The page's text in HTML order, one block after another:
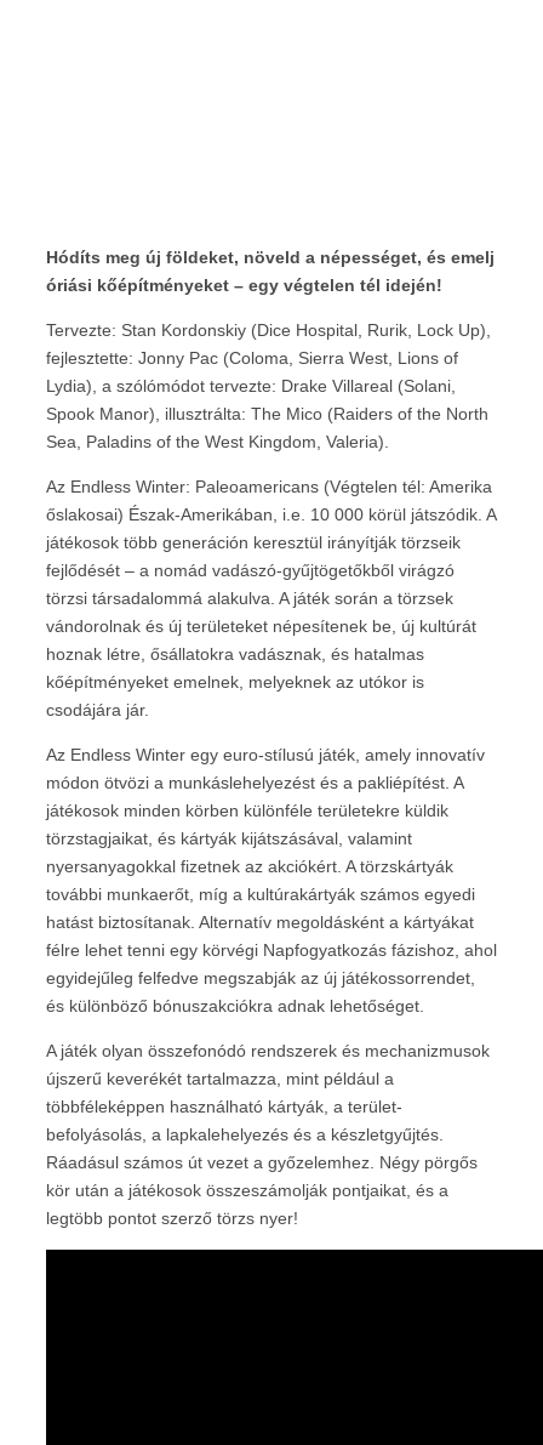
Hódíts meg új földeket, növeld a népességet, és emelj
óriási kőépítményeket – egy végtelen tél idején!
Tervezte: Stan Kordonskiy (Dice Hospital, Rurik, Lock Up),
fejlesztette: Jonny Pac (Coloma, Sierra West, Lions of
Lydia), a szólómódot tervezte: Drake Villareal (Solani,
Spook Manor), illusztrálta: The Mico (Raiders of the North
Sea, Paladins of the West Kingdom, Valeria).
Az Endless Winter: Paleoamericans (Végtelen tél: Amerika
őslakosai) Észak-Amerikában, i.e. 10 000 körül játszódik. A
játékosok több generáción keresztül irányítják törzseik
fejlődését – a nomád vadászó-gyűjtögetőkből virágzó
törzsi társadalommá alakulva. A játék során a törzsek
vándorolnak és új területeket népesítenek be, új kultúrát
hoznak létre, ősállatokra vadásznak, és hatalmas
kőépítményeket emelnek, melyeknek az utókor is
csodájára jár.
Az Endless Winter egy euro-stílusú játék, amely innovatív
módon ötvözi a munkáslehelyezést és a pakliépítést. A
játékosok minden körben különféle területekre küldik
törzstagjaikat, és kártyák kijátszásával, valamint
nyersanyagokkal fizetnek az akciókért. A törzskártyák
további munkaerőt, míg a kultúrakártyák számos egyedi
hatást biztosítanak. Alternatív megoldásként a kártyákat
félre lehet tenni egy körvégi Napfogyatkozás fázishoz, ahol
egyidejűleg felfedve megszabják az új játékossorrendet,
és különböző bónuszakciókra adnak lehetőséget.
A játék olyan összefonódó rendszerek és mechanizmusok
újszerű keverékét tartalmazza, mint például a
többféleképpen használható kártyák, a terület-
befolyásolás, a lapkalehelyezés és a készletgyűjtés.
Ráadásul számos út vezet a győzelemhez. Négy pörgős
kör után a játékosok összeszámolják pontjaikat, és a
legtöbb pontot szerző törzs nyer!